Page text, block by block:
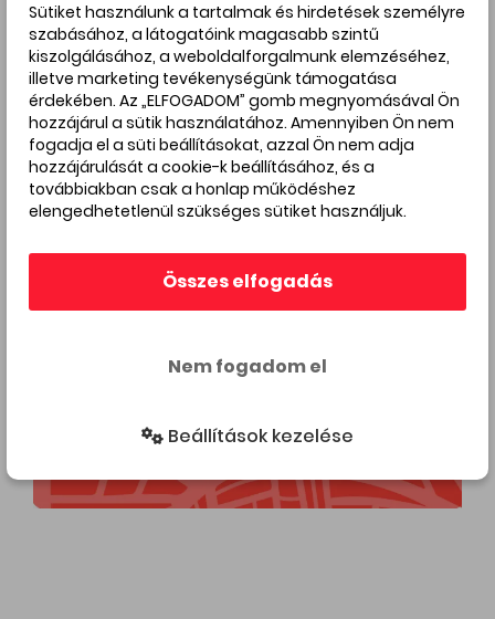
Hirdetés
Sütiket használunk a tartalmak és hirdetések személyre
szabásához, a látogatóink magasabb szintű
kiszolgálásához, a weboldalforgalmunk elemzéséhez,
illetve marketing tevékenységünk támogatása
érdekében. Az „ELFOGADOM” gomb megnyomásával Ön
hozzájárul a sütik használatához. Amennyiben Ön nem
fogadja el a süti beállításokat, azzal Ön nem adja
hozzájárulását a cookie-k beállításához, és a
továbbiakban csak a honlap működéshez
elengedhetetlenül szükséges sütiket használjuk.
Összes elfogadás
Nem fogadom el
Beállítások kezelése